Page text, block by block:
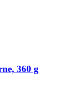
360 g